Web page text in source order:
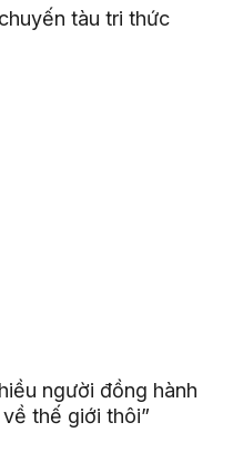
tàu tri thức
người đồng hành
thế giới thôi”